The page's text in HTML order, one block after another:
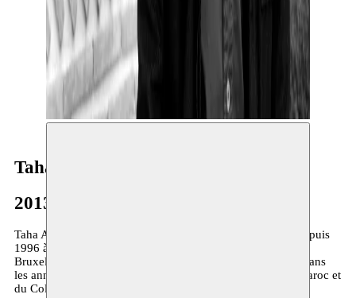
Taha Adnan
2013–2018
Taha Adnan (1970) est originaire de Marrakech et réside depuis
1996 à Bruxelles où il travaille à la Fédération Wallonie-
Bruxelles. Cofondateur de la revue ‘L’Algarade poétique’ dans
les années 90, il est membre de l’Union des écrivains du Maroc et
du Collectif de poètes bruxellois.